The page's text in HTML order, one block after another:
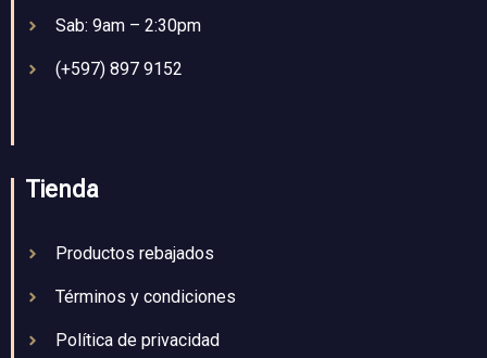
Sab: 9am – 2:30pm
(+597) 897 9152
Tienda
Productos rebajados
Términos y condiciones
Política de privacidad